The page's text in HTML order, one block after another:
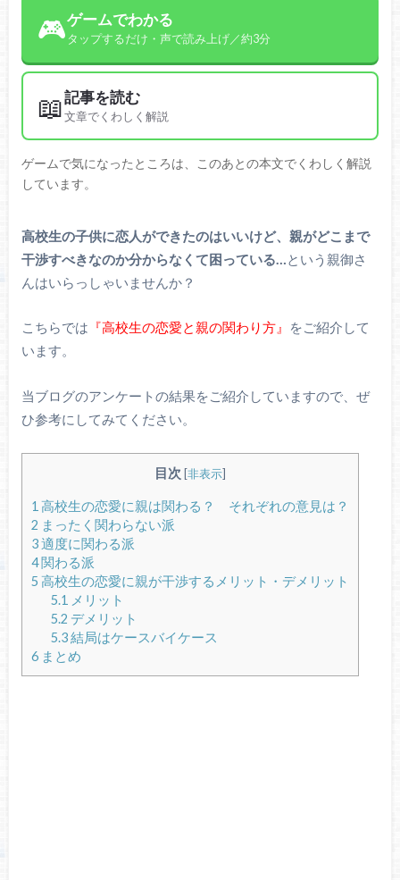
🎮ゲームでわかる
タップするだけ・声で読み上げ／約3分
📖記事を読む
文章でくわしく解説
ゲームで気になったところは、このあとの本文でくわしく解説
しています。
高校生の子供に恋人ができたのはいいけど、親がどこまで
干渉すべきなのか分からなくて困っている…という親御さ
んはいらっしゃいませんか？
こちらでは 『高校生の恋愛と親の関わり方』
をご紹介して
います。
当ブログのアンケートの結果をご紹介していますので、ぜ
ひ参考にしてみてください。
目次 [非表示]
1 高校生の恋愛に親は関わる？ それぞれの意見は？
2 まったく関わらない派
3適度に関わる派
4関わる派
5 高校生の恋愛に親が干渉するメリット・デメリット
5.1 メリット
5.2 デメリット
5.3結局はケースバイケース
6まとめ